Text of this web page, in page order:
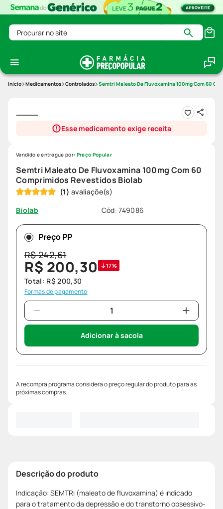
Procurar no site
Medicamentos Controlados Semtri Maleato De Fluvoxamina 100mg Com 60
Esse medicamento exige receita
Semtri Maleato De Fluvoxamina 100mg Com 60
Comprimidos Revestidos Biolab
(1)
Biolab
Cód:749086
Vendido e entregue por: Preço Popular
Preço PP
R$242,61
R$ 200,30 17%
Total: R$ 200,30
Formas de pagamento
Adicionar à sacola
A recompra programa considera o preço regular do produto para as
próximas compras.
Descrição do produto
Indicação: SEMTRI (maleato de fluvoxamina) é indicado
para o tratamento da depressão e do transtorno obsessivo-